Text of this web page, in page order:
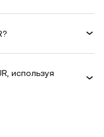
используя